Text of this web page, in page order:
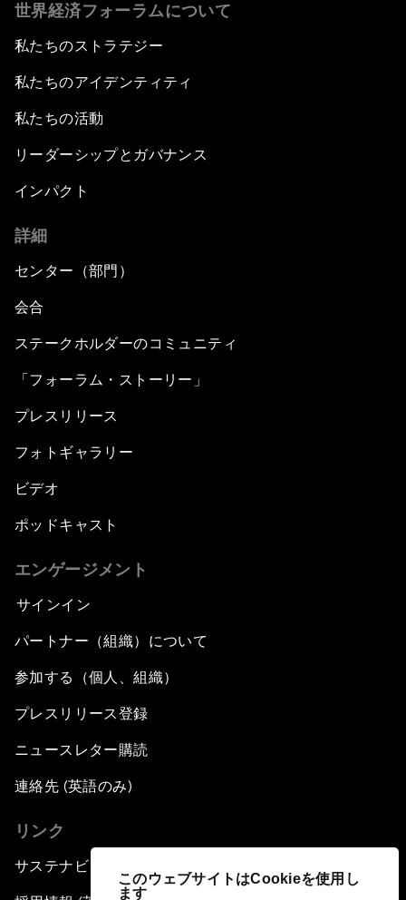
このウェブサイトはCookieを使用し
ます
世界経済フォーラムについて
私たちのストラテジー
私たちのアイデンティティ
私たちの活動
リーダーシップとガバナンス
インパクト
詳細
センター（部門）
会合
ステークホルダーのコミュニティ
「フォーラム・ストーリー」
プレスリリース
フォトギャラリー
ビデオ
ポッドキャスト
エンゲージメント
サインイン
パートナー（組織）について
参加する（個人、組織）
プレスリリース登録
ニュースレター購読
連絡先 (英語のみ)
リンク
サステナビリティへの取り組み